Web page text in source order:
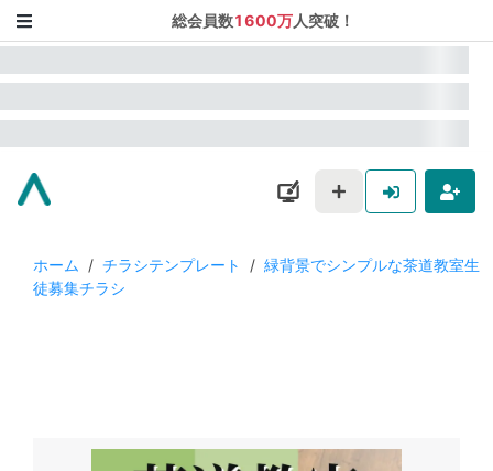
総会員数1600万人突破！
ホーム / チラシテンプレート / 緑背景でシンプルな茶道教室生
徒募集チラシ